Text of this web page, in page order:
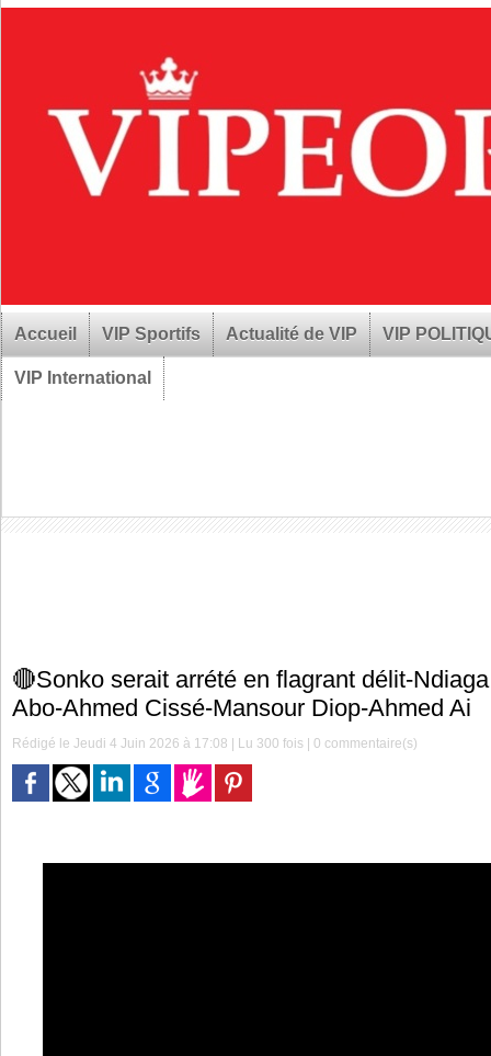
Accueil VIP Sportifs Actualité de VIP VIP
VIP International
🔴Sonko serait arrété en flagrant délit-
Abo-Ahmed Cissé-Mansour Diop-Ahmed Ai
Rédigé le Jeudi 4 Juin 2026 à 17:08 | Lu 300 fois |0 commentaire(s)